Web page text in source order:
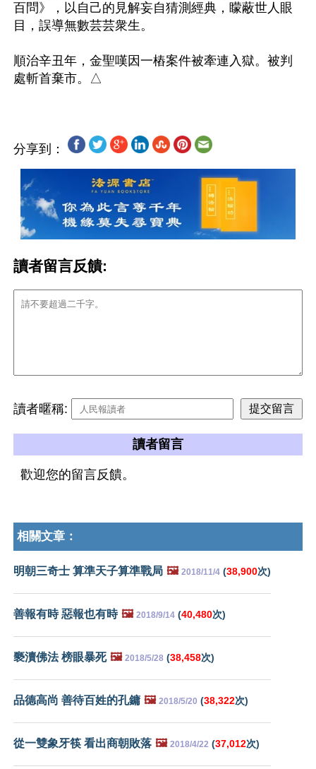
百問》，以自己的見解妄自猜測經典，矇蔽世人眼
目，誤導無數芸芸衆生。
順治辛丑年，金聖嘆因一樁案件被牽連入獄。被判
分享到：
讀者留言反饋:
讀者暱稱:
讀者留言
歡迎您的留言反饋。
相關文章：
明朝三奇士 算準天子算準戰局 🖼️ 2018/11/4 (38,900次)
善報有時 惡報也有時 🖼️ 2018/9/14 (40,480次)
褻瀆佛法 榜眼暴死 🖼️ 2018/5/28 (38,458次)
品德高尚 善待百姓的孔鏞 🖼️ 2018/5/20 (38,322次)
從一雙象牙筷 看出商朝敗落 🖼️ 2018/4/22 (37,012次)